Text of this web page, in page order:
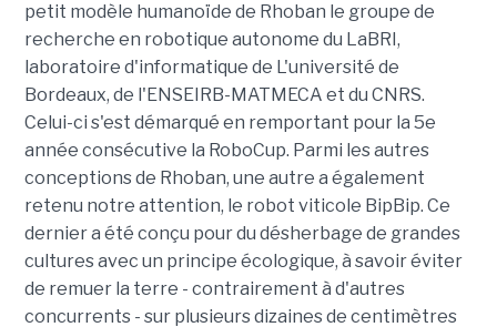
petit modèle humanoïde de Rhoban le groupe de
recherche en robotique autonome du LaBRI,
laboratoire d'informatique de L'université de
Bordeaux, de l'ENSEIRB-MATMECA et du CNRS.
Celui-ci s'est démarqué en remportant pour la 5e
année consécutive la RoboCup. Parmi les autres
conceptions de Rhoban, une autre a également
retenu notre attention, le robot viticole BipBip. Ce
dernier a été conçu pour du désherbage de grandes
cultures avec un principe écologique, à savoir éviter
de remuer la terre - contrairement à d'autres
concurrents - sur plusieurs dizaines de centimètres